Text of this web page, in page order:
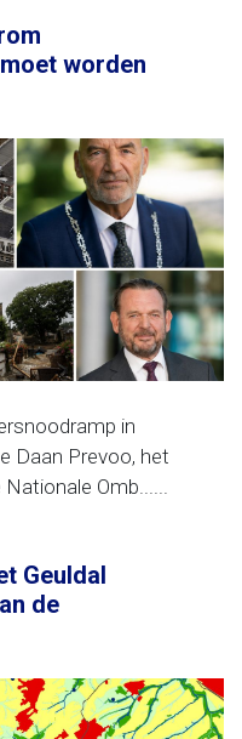
worden
in
Daan Prevoo, het
Omb......
Geuldal
de